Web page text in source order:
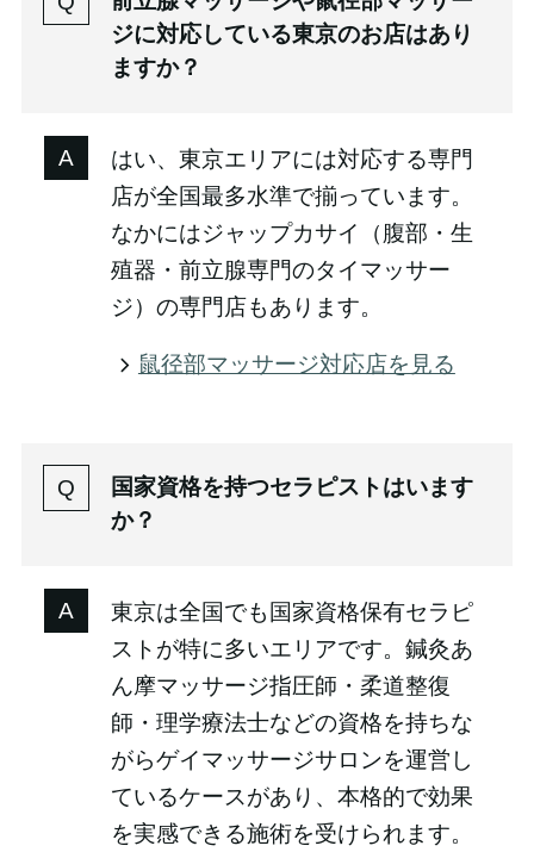
ジに対応している東京のお店はあり
ますか？
はい、東京エリアには対応する専門
店が全国最多水準で揃っています。
なかにはジャップカサイ（腹部・生
殖器・前立腺専門のタイマッサー
ジ）の専門店もあります。
鼠径部マッサージ対応店を見る
国家資格を持つセラピストはいます
か？
東京は全国でも国家資格保有セラピ
ストが特に多いエリアです。鍼灸あ
ん摩マッサージ指圧師・柔道整復
師・理学療法士などの資格を持ちな
がらゲイマッサージサロンを運営し
ているケースがあり、本格的で効果
を実感できる施術を受けられます。